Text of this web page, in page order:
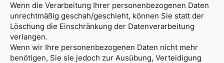
Wenn die Verarbeitung Ihrer personenbezogenen Daten
unrechtmäßig geschah/geschieht, können Sie statt der
Löschung die Einschränkung der Datenverarbeitung
verlangen.
Wenn wir Ihre personenbezogenen Daten nicht mehr
benötigen, Sie sie jedoch zur Ausübung, Verteidigung